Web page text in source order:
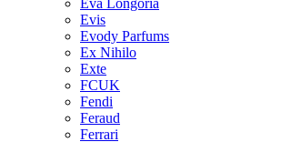
Eva Longoria
Evis
Evody Parfums
Ex Nihilo
Exte
FCUK
Fendi
Feraud
Ferrari